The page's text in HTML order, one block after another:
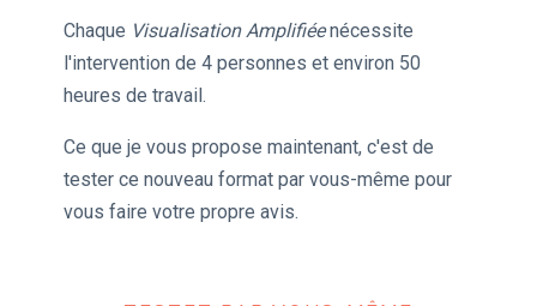
Chaque Visualisation Amplifiéenécessite
l'intervention de 4 personnes et environ 50
heures de travail.
Ce que je vous propose maintenant, c'est de
tester ce nouveau format par vous-même pour
vous faire votre propre avis.